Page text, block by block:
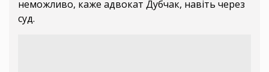
неможливо, каже адвокат Дубчак, навіть через
суд.